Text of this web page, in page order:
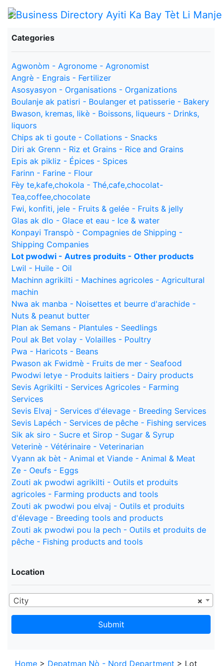
Categories
Agwonòm - Agronome - Agronomist
Angrè - Engrais - Fertilizer
Asosyasyon - Organisations - Organizations
Boulanje ak patisri - Boulanger et patisserie - Bakery
Bwason, kremas, likè - Boissons, liqueurs - Drinks,
liquors
Chips ak ti goute - Collations - Snacks
Diri ak Grenn - Riz et Grains - Rice and Grains
Epis ak pikliz - Épices - Spices
Farinn - Farine - Flour
Fèy te,kafe,chokola - Thé,cafe,chocolat-
Tea,coffee,chocolate
Fwi, konfiti, jele - Fruits & gelée - Fruits & jelly
Glas ak dlo - Glace et eau - Ice & water
Konpayi Transpò - Compagnies de Shipping -
Shipping Companies
Lot pwodwi - Autres produits - Other products
Lwil - Huile - Oil
Machinn agrikilti - Machines agricoles - Agricultural
machin
Nwa ak manba - Noisettes et beurre d'arachide -
Nuts & peanut butter
Plan ak Semans - Plantules - Seedlings
Poul ak Bet volay - Volailles - Poultry
Pwa - Haricots - Beans
Pwason ak Fwidmè - Fruits de mer - Seafood
Pwodwi letye - Produits laitiers - Dairy products
Sevis Agrikilti - Services Agricoles - Farming
Services
Sevis Elvaj - Services d'élevage - Breeding Services
Sevis Lapéch - Services de pêche - Fishing services
Sik ak siro - Sucre et Sirop - Sugar & Syrup
Veterinè - Vétérinaire - Veterinarian
Vyann ak bèt - Animal et Viande - Animal & Meat
Ze - Oeufs - Eggs
Zouti ak pwodwi agrikilti - Outils et produits
agricoles - Farming products and tools
Zouti ak pwodwi pou elvaj - Outils et produits
d'élevage - Breeding tools and products
Zouti ak pwodwi pou la pech - Outils et produits de
pêche - Fishing products and tools
Location
×
City
Submit
Home > Depatman Nò - Nord Department > Lot